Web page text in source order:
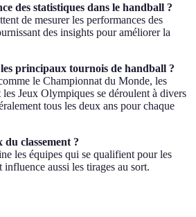
des statistiques dans le handball ?
de mesurer les performances des
des insights pour améliorer la
principaux tournois de handball ?
le Championnat du Monde, les
Jeux Olympiques se déroulent à divers
tous les deux ans pour chaque
du classement ?
les équipes qui se qualifient pour les
aussi les tirages au sort.